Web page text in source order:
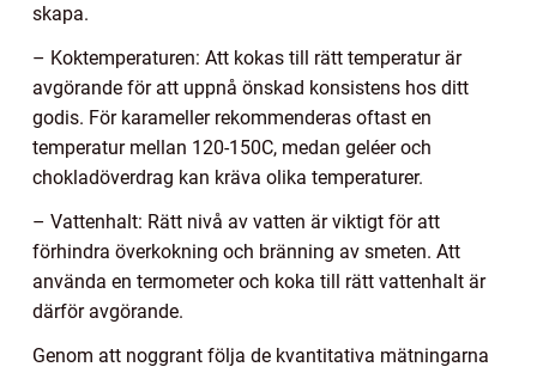
skapa.
– Koktemperaturen: Att kokas till rätt temperatur är
avgörande för att uppnå önskad konsistens hos ditt
godis. För karameller rekommenderas oftast en
temperatur mellan 120-150C, medan geléer och
chokladöverdrag kan kräva olika temperaturer.
– Vattenhalt: Rätt nivå av vatten är viktigt för att
förhindra överkokning och bränning av smeten. Att
använda en termometer och koka till rätt vattenhalt är
därför avgörande.
Genom att noggrant följa de kvantitativa mätningarna